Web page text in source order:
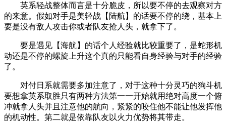
英系轻战整体而言是十分脆皮，所以要不停的去观察对方
的来意。假如对手是美轻战【陆航】的话要不停的绕，基本上
要是没有敌人攻击你或者队友抢人头，就拿下了。
要是遇见【海航】的话个人经验就比较重要了，是蛇形机
动还是不停的螺旋上升这个真的只能看自身经验与对手的经验
了。
对付日系就需要多加注意了，对于这种十分灵巧的狗斗机
要想拿英系取胜只有两种方法第一一开始就用绝对高度一个俯
冲就拿人头并且注意他的航向，紧紧的咬住他不能让他发挥他
的机动性。第二就是依靠队友以火力优势将其带走。